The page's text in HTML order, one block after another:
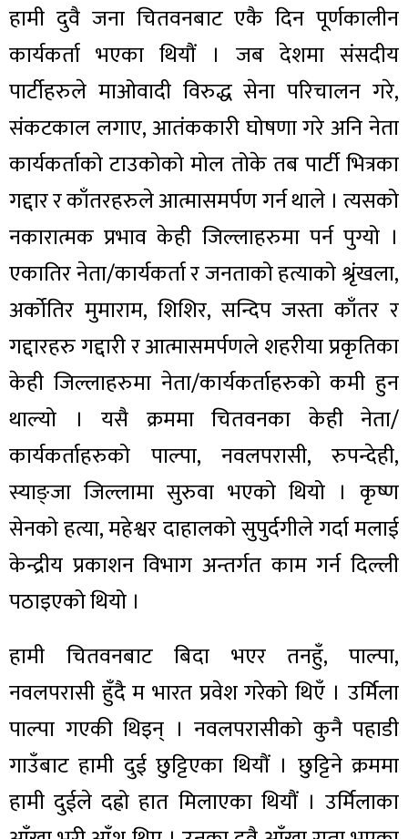
हामी दुवै जना चितवनबाट एकै दिन पूर्णकालीन
कार्यकर्ता भएका थियौं । जब देशमा संसदीय
पार्टीहरुले माओवादी विरुद्ध सेना परिचालन गरे,
संकटकाल लगाए, आतंककारी घोषणा गरे अनि नेता
कार्यकर्ताको टाउकोको मोल तोके तब पार्टी भित्रका
गद्दार र काँतरहरुले आत्मासमर्पण गर्न थाले । त्यसको
नकारात्मक प्रभाव केही जिल्लाहरुमा पर्न पुग्यो ।
एकातिर नेता/कार्यकर्ता र जनताको हत्याको श्रृंखला,
अर्कोतिर मुमाराम, शिशिर, सन्दिप जस्ता काँतर र
गद्दारहरु गद्दारी र आत्मासमर्पणले शहरीया प्रकृतिका
केही जिल्लाहरुमा नेता/कार्यकर्ताहरुको कमी हुन
थाल्यो । यसै क्रममा चितवनका केही नेता/
कार्यकर्ताहरुको पाल्पा, नवलपरासी, रुपन्देही,
स्याङ्जा जिल्लामा सुरुवा भएको थियो । कृष्ण
सेनको हत्या, महेश्वर दाहालको सुपुर्दगीले गर्दा मलाई
केन्द्रीय प्रकाशन विभाग अन्तर्गत काम गर्न दिल्ली
पठाइएको थियो ।
हामी चितवनबाट बिदा भएर तनहुँ, पाल्पा,
नवलपरासी हुँदै म भारत प्रवेश गरेको थिएँ । उर्मिला
पाल्पा गएकी थिइन् । नवलपरासीको कुनै पहाडी
गाउँबाट हामी दुई छुट्टिएका थियौं । छुट्टिने क्रममा
हामी दुईले दह्रो हात मिलाएका थियौं । उर्मिलाका